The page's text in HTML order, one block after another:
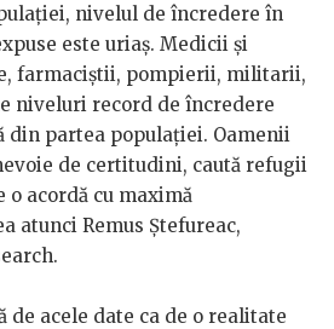
nivelul de încredere în
este uriaş. Medicii şi
farmaciştii, pompierii, militarii,
niveluri record de încredere
din partea populaţiei. Oamenii
de certitudini, caută refugii
o acordă cu maximă
atunci Remus Ștefureac,
de acele date ca de o realitate